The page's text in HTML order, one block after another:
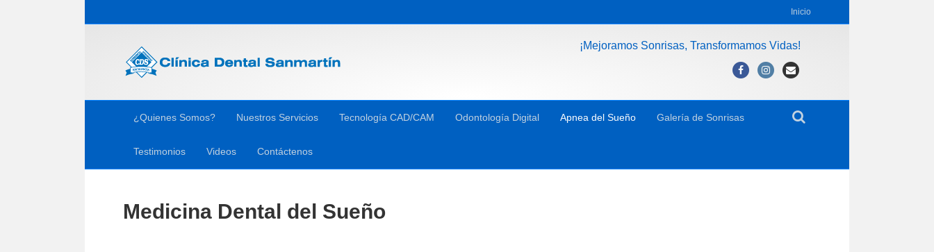
Inicio
¡Mejoramos Sonrisas, Transformamos Vidas!
FacebookInstagram
¿Quienes Somos? Nuestros Servicios Tecnología CAD/CAM Odontología Digital Apnea del Sueño Galería de Sonrisas
Testimonios Videos Contáctenos
Medicina Dental del Sueño